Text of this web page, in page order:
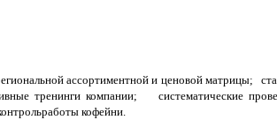
ассортиментной и ценовой матрицы;
тренинги компании; систематические
кофейни.